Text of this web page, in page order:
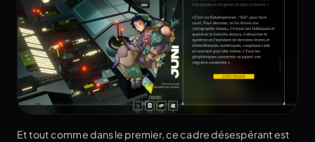
Et tout comme dans le premier, ce cadre désespérant est